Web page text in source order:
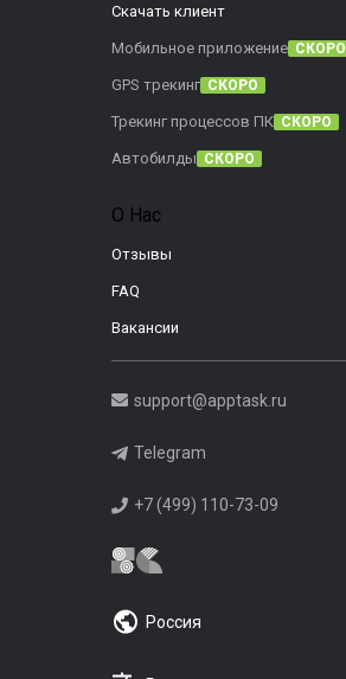
Скачать клиент
Мобильное приложение СКОРО
GPS трекинг СКОРО
Трекинг процессов ПК СКОРО
Автобилды СКОРО
О Нас
Отзывы
FAQ
Вакансии
support@apptask.ru
Telegram
+7 (499) 110-73-09
Россия